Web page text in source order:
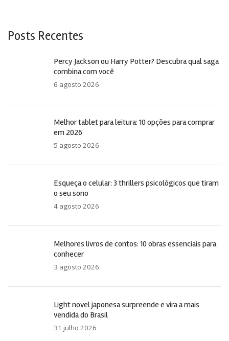
Posts Recentes
Percy Jackson ou Harry Potter? Descubra qual saga
combina com você
6 agosto 2026
Melhor tablet para leitura: 10 opções para comprar
em 2026
5 agosto 2026
Esqueça o celular: 3 thrillers psicológicos que tiram
o seu sono
4 agosto 2026
Melhores livros de contos: 10 obras essenciais para
conhecer
3 agosto 2026
Light novel japonesa surpreende e vira a mais
vendida do Brasil
31 julho 2026